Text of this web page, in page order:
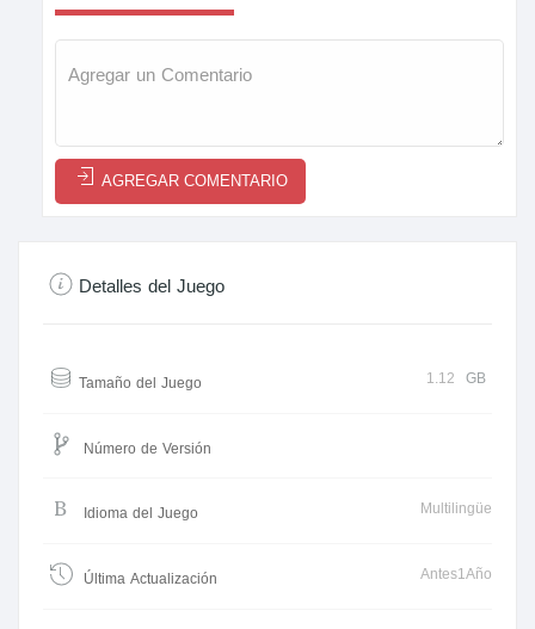
AGREGAR COMENTARIO
Detalles del Juego
Tamaño del Juego 1.12 GB
Número de Versión
Idioma del Juego Multilingüe
Última Actualización Antes1Año